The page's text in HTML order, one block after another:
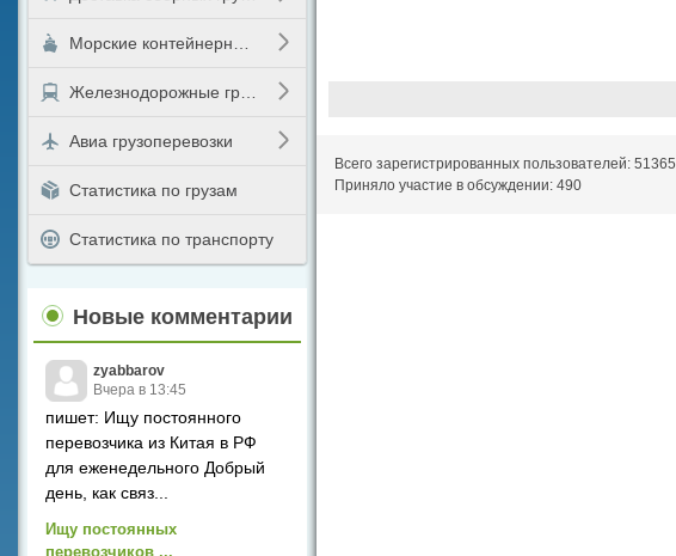
Всего зарегистрированных пользователей: 51365
Приняло участие в обсуждении: 490
Авиа грузоперевозки
Статистика по грузам
Статистика по транспорту
Новые комментарии
zyabbarov
Вчера в 13:45
пишет: Ищу постоянного
перевозчика из Китая в РФ
для еженедельного Добрый
день, как связ...
Ищу постоянных
перевозчиков ...